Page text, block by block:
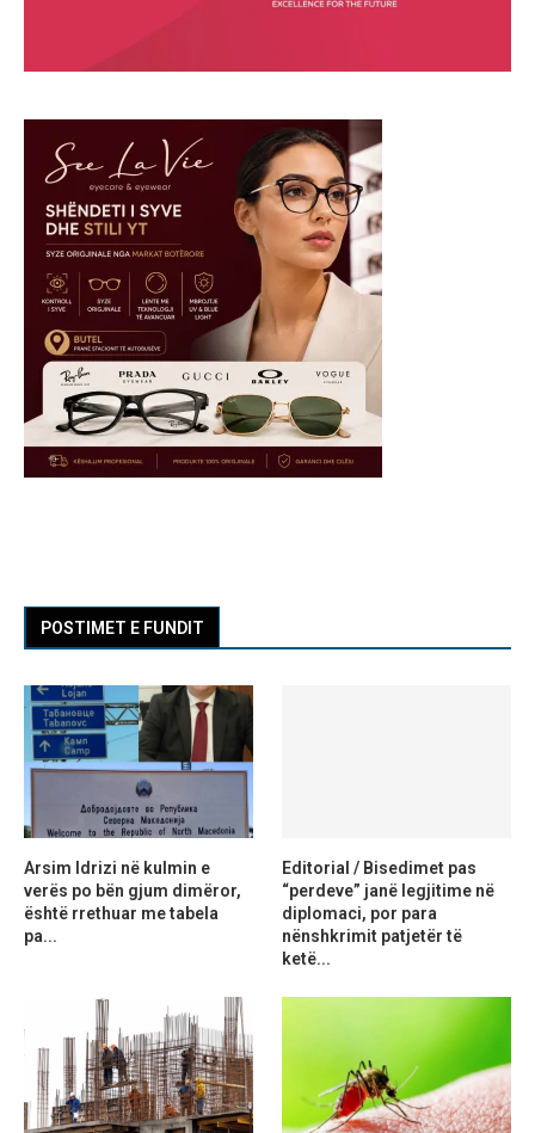
POSTIMET E FUNDIT
Arsim Idrizi në kulmin e
verës po bën gjum dimëror,
është rrethuar me tabela
pa...
Editorial / Bisedimet pas
“perdeve” janë legjitime në
diplomaci, por para
nënshkrimit patjetër të
ketë...